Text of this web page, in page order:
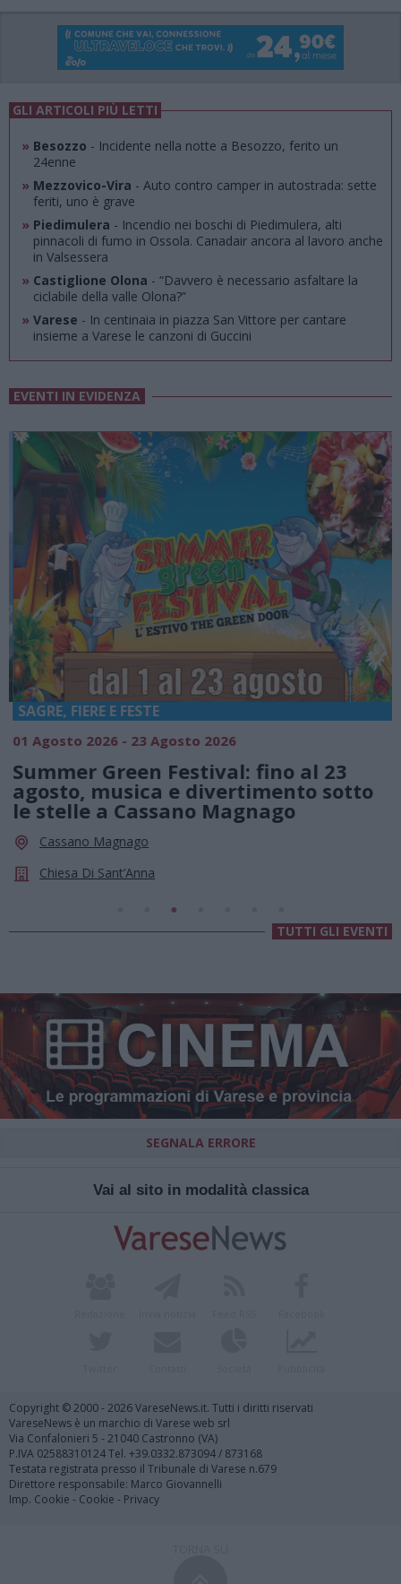
GLI ARTICOLI PIÙ LETTI
» Besozzo - Incidente nella notte a Besozzo, ferito un
24enne
» Mezzovico-Vira - Auto contro camper in autostrada: sette
feriti, uno è grave
» Piedimulera - Incendio nei boschi di Piedimulera, alti
pinnacoli di fumo in Ossola. Canadair ancora al lavoro anche
in Valsessera
» Castiglione Olona - “Davvero è necessario asfaltare la
ciclabile della valle Olona?”
» Varese - In centinaia in piazza San Vittore per cantare
insieme a Varese le canzoni di Guccini
EVENTI IN EVIDENZA
SAGRE, FIERE E FESTE
01 Agosto 2026 - 23 Agosto 2026
Summer Green Festival: fino al 23
agosto, musica e divertimento sotto
le stelle a Cassano Magnago
Cassano Magnago
Chiesa Di Sant’Anna
TUTTI GLI EVENTI
SEGNALA ERRORE
Vai al sito in modalità classica
Copyright © 2000 - 2026 VareseNews.it. Tutti i diritti riservati
VareseNews è un marchio di Varese web srl
Via Confalonieri 5 - 21040 Castronno (VA)
P.IVA 02588310124 Tel. +39.0332.873094 / 873168
Testata registrata presso il Tribunale di Varese n.679
Direttore responsabile: Marco Giovannelli
Imp. Cookie - Cookie - Privacy